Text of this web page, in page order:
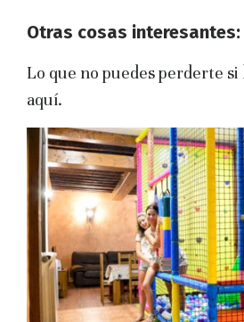
Otras cosas interesantes:
Lo que no puedes perderte si
aquí.